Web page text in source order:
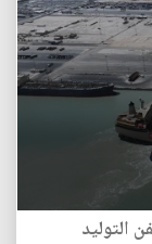
التوليد